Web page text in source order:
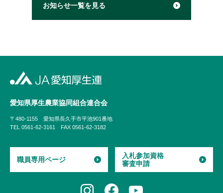
お知らせ一覧を見る
愛知県厚生農業協同組合連合会
〒480-1155 愛知県長久手市平池901番地
TEL 0561-62-3161
FAX 0561-62-3182
職員専用ページ
入札参加資格
審査申請